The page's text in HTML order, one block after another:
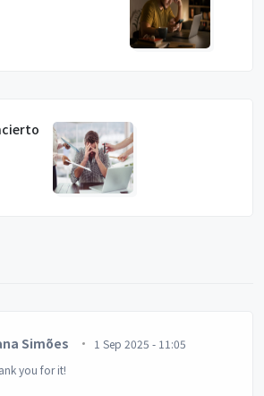
Simões
1 Sep 2025 - 11:05
you for it!